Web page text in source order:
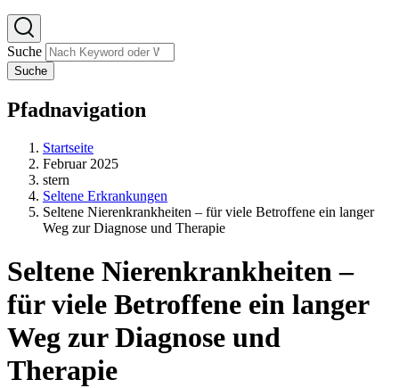
Suche
Suche
Pfadnavigation
Startseite
Februar 2025
stern
Seltene Erkrankungen
Seltene Nierenkrankheiten – für viele Betroffene ein langer
Weg zur Diagnose und Therapie
Seltene Nierenkrankheiten –
für viele Betroffene ein langer
Weg zur Diagnose und
Therapie